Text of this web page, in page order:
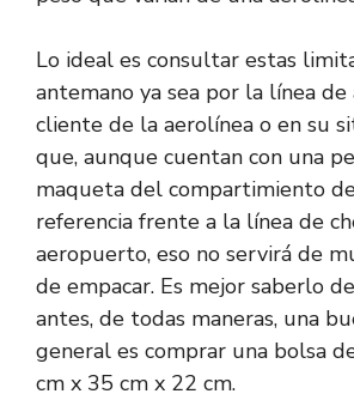
Lo ideal es consultar estas
antemano ya sea por la línea
cliente de la aerolínea o en su
que, aunque cuentan con una
maqueta del compartimiento
referencia frente a la línea de
aeropuerto, eso no servirá de
de empacar. Es mejor saberlo
antes, de todas maneras, una
general es comprar una bolsa
cm x 35 cm x 22 cm.